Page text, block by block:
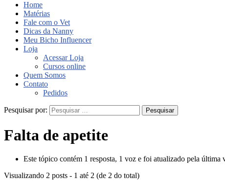
Home
Matérias
Fale com o Vet
Dicas da Nanny
Meu Bicho Influencer
Loja
Acessar Loja
Cursos online
Quem Somos
Contato
Pedidos
Pesquisar por:
Falta de apetite
Este tópico contém 1 resposta, 1 voz e foi atualizado pela última
Visualizando 2 posts - 1 até 2 (de 2 do total)